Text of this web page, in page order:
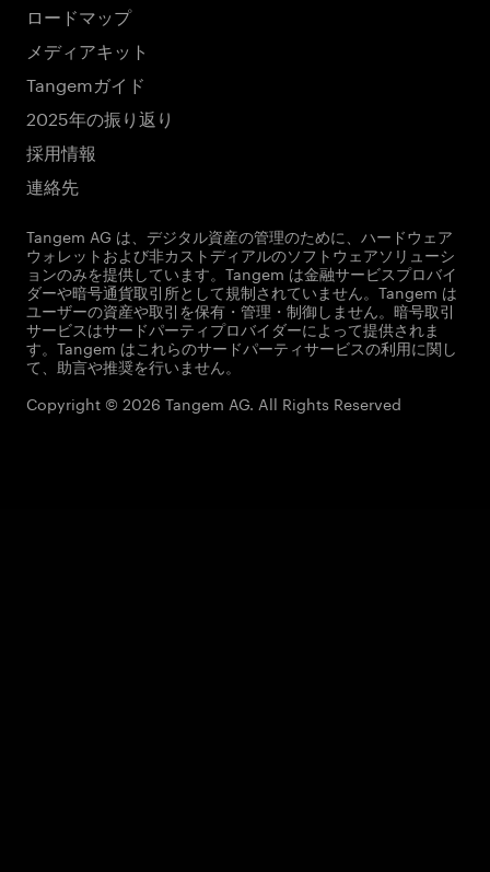
ロードマップ
メディアキット
Tangemガイド
2025年の振り返り
採用情報
連絡先
Tangem AG は、デジタル資産の管理のために、ハードウェア
ウォレットおよび非カストディアルのソフトウェアソリューシ
ョンのみを提供しています。Tangem は金融サービスプロバイ
ダーや暗号通貨取引所として規制されていません。Tangem は
ユーザーの資産や取引を保有・管理・制御しません。暗号取引
サービスはサードパーティプロバイダーによって提供されま
す。Tangem はこれらのサードパーティサービスの利用に関し
て、助言や推奨を行いません。